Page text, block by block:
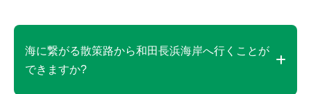
閉園時間の30分前です。
海に繋がる散策路から和田長浜海岸へ行くことが
できますか?